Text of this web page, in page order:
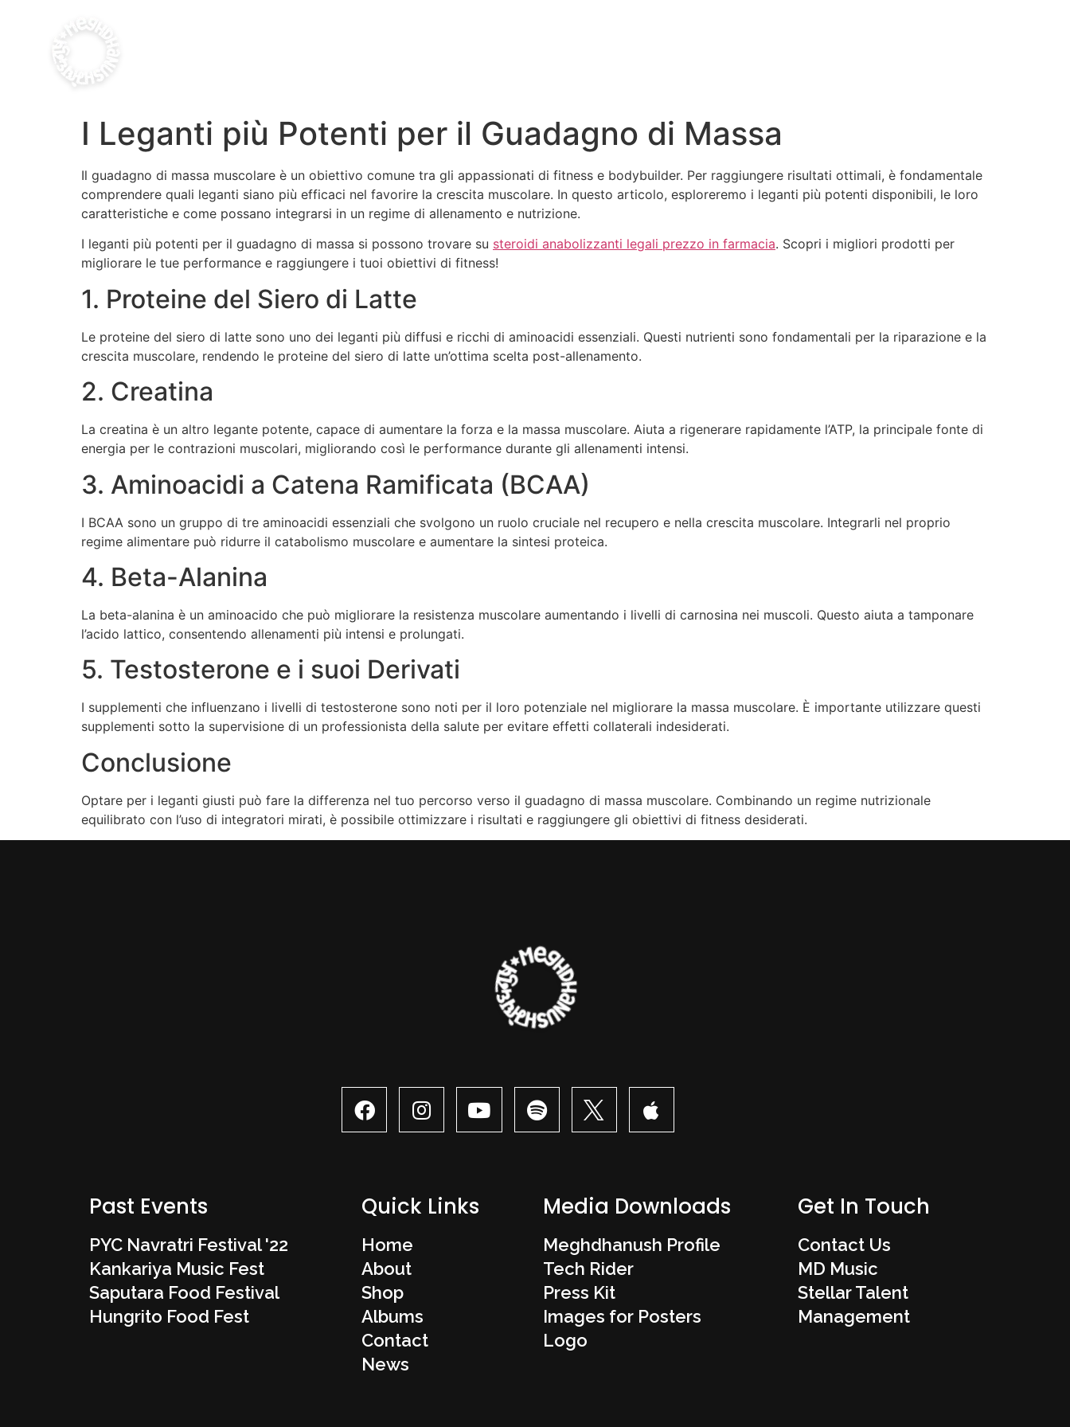
I Leganti più Potenti per il Guadagno di Massa
Il guadagno di massa muscolare è un obiettivo comune tra gli appassionati di fitness e bodybuilder. Per raggiungere risultati ottimali, è fondamentale
comprendere quali leganti siano più efficaci nel favorire la crescita muscolare. In questo articolo, esploreremo i leganti più potenti disponibili, le loro
caratteristiche e come possano integrarsi in un regime di allenamento e nutrizione.
I leganti più potenti per il guadagno di massa si possono trovare su steroidi anabolizzanti legali prezzo in farmacia. Scopri i migliori prodotti per
migliorare le tue performance e raggiungere i tuoi obiettivi di fitness!
1. Proteine del Siero di Latte
Le proteine del siero di latte sono uno dei leganti più diffusi e ricchi di aminoacidi essenziali. Questi nutrienti sono fondamentali per la riparazione e la
crescita muscolare, rendendo le proteine del siero di latte un’ottima scelta post-allenamento.
2. Creatina
La creatina è un altro legante potente, capace di aumentare la forza e la massa muscolare. Aiuta a rigenerare rapidamente l’ATP, la principale fonte di
energia per le contrazioni muscolari, migliorando così le performance durante gli allenamenti intensi.
3. Aminoacidi a Catena Ramificata (BCAA)
I BCAA sono un gruppo di tre aminoacidi essenziali che svolgono un ruolo cruciale nel recupero e nella crescita muscolare. Integrarli nel proprio
regime alimentare può ridurre il catabolismo muscolare e aumentare la sintesi proteica.
4. Beta-Alanina
La beta-alanina è un aminoacido che può migliorare la resistenza muscolare aumentando i livelli di carnosina nei muscoli. Questo aiuta a tamponare
l’acido lattico, consentendo allenamenti più intensi e prolungati.
5. Testosterone e i suoi Derivati
I supplementi che influenzano i livelli di testosterone sono noti per il loro potenziale nel migliorare la massa muscolare. È importante utilizzare questi
supplementi sotto la supervisione di un professionista della salute per evitare effetti collaterali indesiderati.
Conclusione
Optare per i leganti giusti può fare la differenza nel tuo percorso verso il guadagno di massa muscolare. Combinando un regime nutrizionale
equilibrato con l’uso di integratori mirati, è possibile ottimizzare i risultati e raggiungere gli obiettivi di fitness desiderati.
Past Events
PYC Navratri Festival '22
Kankariya Music Fest
Saputara Food Festival
Hungrito Food Fest
Quick Links
Home
About
Shop
Albums
Contact
News
Media Downloads
Meghdhanush Profile
Tech Rider
Press Kit
Images for Posters
Logo
Get In Touch
Contact Us
MD Music
Stellar Talent
Management